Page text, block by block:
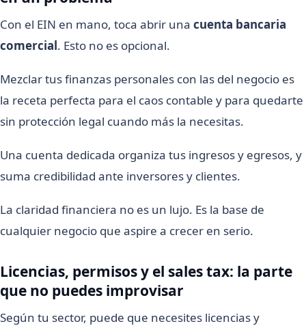
Con el EIN en mano, toca abrir una cuenta bancaria
comercial. Esto no es opcional.
Mezclar tus finanzas personales con las del negocio es
la receta perfecta para el caos contable y para quedarte
sin protección legal cuando más la necesitas.
Una cuenta dedicada organiza tus ingresos y egresos, y
suma credibilidad ante inversores y clientes.
La claridad financiera no es un lujo. Es la base de
cualquier negocio que aspire a crecer en serio.
Licencias, permisos y el sales tax: la parte
que no puedes improvisar
Según tu sector, puede que necesites licencias y